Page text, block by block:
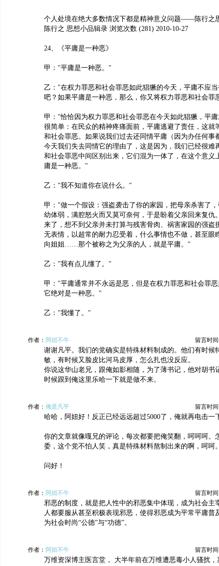
个人处境在绝大多数情况下都是精神意义问题——陈行之
陈行之 思想小品辑录 浏览次数 (281) 2010-10-27
24、《平庸是一种恶》
甲："平庸是一种恶。"
乙："在权力罪恶和社会罪恶如此猖獗的今天，平庸不应
吧？如果平庸是一种恶，那么，你又将权力罪恶和社会罪
甲："恰恰因为权力罪恶和社会罪恶在今天如此猖獗，平
很简单：在民众的精神疼痛面前，平庸逃避了责任，这就
和社会罪恶。如果说我们过去还同情平庸（因为办任何事
今天我们失去同情它的理由了，这是因为，我们已经很难
和社会罪恶中间区别出来，它们混为一体了，在这个意义
庸是一种恶。"
乙："我不知道你在说什么。"
甲："做一个假设：强盗袭击了你的家园，把母亲杀害了
幼体弱，满腔怒火而又莫可奈何，于是盼着父亲回来复仇
来了，想不到父亲并未打算与残害骨肉、祸害家园的强盗
无表情，以超常的耐力忍受着，什么事情也不做，甚至眼
向姐姐……那个被称之为父亲的人，就是平庸。"
乙："我有点儿懂了。"
甲："平庸通常并不永远是恶，但是在权力罪恶和社会罪
它绝对是一种恶。"
乙："我懂了。"
作者： 阿妞不牛 留言时间
谢谢凡平。我们的党确实是特殊材料制成的。他们有时候
敏，有时候又脸皮比河马皮厚，怎么扎也没反应。
你说这华山老兄，跟俺如影相随，为了薄书记，他对胡书
时候跟到俺这里乐哈一下就是做不来。
作者： 俺是凡平 留言时间
哈哈，阿妞好！反正已经远远超过5000了，俺就再电击一
你的文章就像嘎兄的评论，每次都要把俺笑翻，呵呵呵。
委，这个党不怕人笑，真是特殊材料熬制出来的啊，呵呵
问好！
作者： 阿妞不牛 留言时间
邪恶的制度，就是把人性中的邪恶集中体现，成为社会主
人都要服从甚至积极表现邪恶，使得邪恶成为平常平庸普
为社会时尚“公德”与“功德”。
作者： 阿妞不牛 留言时间
万维资深博主医言堂， 大半年前在万维遭恶毒小人骚扰